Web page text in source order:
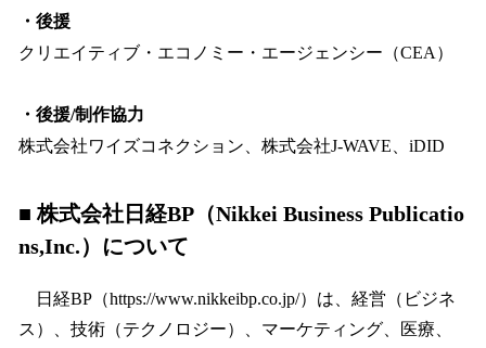
・後援
クリエイティブ・エコノミー・エージェンシー（CEA）
・後援/制作協力
株式会社ワイズコネクション、株式会社J-WAVE、iDID
■ 株式会社日経BP（Nikkei Business Publicatio
ns,Inc.）について
日経BP（https://www.nikkeibp.co.jp/）は、経営（ビジネ
ス）、技術（テクノロジー）、マーケティング、医療、